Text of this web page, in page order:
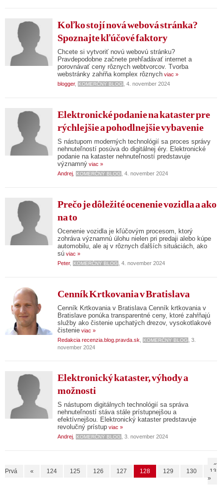
Koľko stojí nová webová stránka?
Spoznajte kľúčové faktory
Chcete si vytvoriť novú webovú stránku?
Pravdepodobne začnete prehľadávať internet a
porovnávať ceny rôznych webtvorcov. Tvorba
webstránky zahŕňa komplex rôznych viac »
blogger, KOMERČNÝ BLOG , 4. november 2024
Elektronické podanie na kataster pre
rýchlejšie a pohodlnejšie vybavenie
S nástupom moderných technológií sa proces správy
nehnuteľností posúva do digitálnej éry. Elektronické
podanie na kataster nehnuteľností predstavuje
významný viac »
Andrej
KOMERČNÝ BLOG , 4. november 2024
Prečo je dôležité ocenenie vozidla a ako
na to
Ocenenie vozidla je kľúčovým procesom, ktorý
zohráva významnú úlohu nielen pri predaji alebo kúpe
automobilu, ale aj v rôznych ďalších situáciách, ako
sú viac »
Peter, KOMERČNÝ BLOG , 4. november 2024
Cenník Krtkovania v Bratislava
Cenník Krtkovania v Bratislava Cenník krtkovania v
Bratislave ponúka transparentné ceny, ktoré zahŕňajú
služby ako čistenie upchatých drezov, vysokotlakové
čistenie viac »
Redakcia recenzia.blog.pravda.sk
KOMERČNÝ BLOG
, 3.
november 2024
Elektronický kataster, výhody a
možnosti
S nástupom digitálnych technológií sa správa
nehnuteľností stáva stále prístupnejšou a
efektívnejšou. Elektronický kataster predstavuje
revolučný prístup viac »
Andrej
KOMERČNÝ BLOG , 3. november 2024
«
Prvá
« 124 125 126 127 128 129 130
131
»